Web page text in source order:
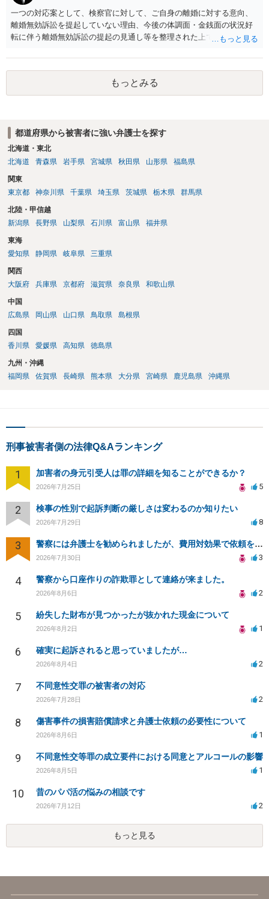
一つの対応案として、検察官に対して、ご自身の離婚に対する意向、
離婚無効訴訟を提起していない理由、今後の体調面・金銭面の状況好
転に伴う離婚無効訴訟の提起の見通し等を整理された上で、書面とし
検察官の処分判断の際、相談者さんの意向を示す証拠の一つとして位
置づけられる様に思われます。 より詳細についてお聞きになりたい場
合、最寄りの法律事務所での相談を検討ください
もっとみる
都道府県から被害者に強い弁護士を探す
北海道・東北
北海道
青森県 岩手県 宮城県 秋田県 山形県 福島県
関東
東京都
神奈川県 千葉県 埼玉県 茨城県 栃木県 群馬県
北陸・甲信越
新潟県
長野県 山梨県 石川県 富山県 福井県
東海
愛知県
静岡県 岐阜県 三重県
関西
大阪府
兵庫県 京都府 滋賀県 奈良県 和歌山県
中国
広島県
岡山県 山口県 鳥取県 島根県
四国
香川県
愛媛県 高知県 徳島県
九州・沖縄
福岡県
佐賀県 長崎県 熊本県 大分県 宮崎県 鹿児島県 沖縄県
刑事被害者側の法律Q&Aランキング
1 加害者の身元引受人は罪の詳細を知ることができるか？
2026年7月25日 5
2 検事の性別で起訴判断の厳しさは変わるのか知りたい
2026年7月29日 8
3 警察には弁護士を勧められましたが、費用対効果で依頼をすることを躊躇しています。
2026年7月30日 3
4 警察から口座作りの詐欺罪として連絡が来ました。
2026年8月6日 2
5 紛失した財布が見つかったが抜かれた現金について
2026年8月2日 1
6 確実に起訴されると思っていましたが…
2026年8月4日 2
7 不同意性交罪の被害者の対応
2026年7月28日 2
8 傷害事件の損害賠償請求と弁護士依頼の必要性について
2026年8月6日 1
9 不同意性交等罪の成立要件における同意とアルコールの影響
2026年8月5日 1
10 昔のパパ活の悩みの相談です
2026年7月12日 2
もっと見る